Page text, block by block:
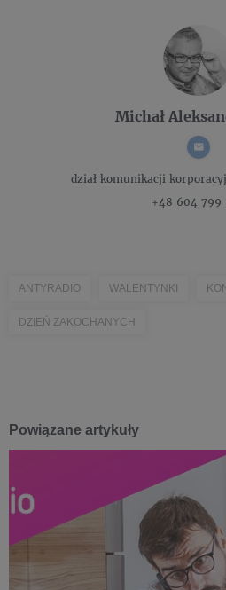
Michał
dział komunikacji
+48 604 799
ANTYRADIO WALENTYNKI
DZIEŃ ZAKOCHANYCH
Powiązane artykuły